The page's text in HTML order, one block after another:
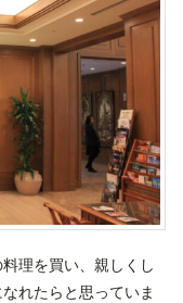
理を買い、親しくし
れたらと思っていま